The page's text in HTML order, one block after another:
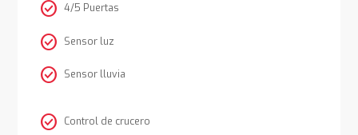
check_circle 4/5 Puertas
check_circle Sensor luz
check_circle Sensor lluvia
check_circle Control de crucero